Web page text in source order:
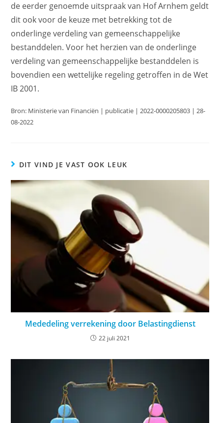
de eerder genoemde uitspraak van Hof Arnhem geldt
dit ook voor de keuze met betrekking tot de
onderlinge verdeling van gemeenschappelijke
bestanddelen. Voor het herzien van de onderlinge
verdeling van gemeenschappelijke bestanddelen is
bovendien een wettelijke regeling getroffen in de Wet
IB 2001.
Bron: Ministerie van Financiën | publicatie | 2022-0000205803 | 28-
08-2022
DIT VIND JE VAST OOK LEUK
Mededeling verrekening door Belastingdienst
22 juli 2021